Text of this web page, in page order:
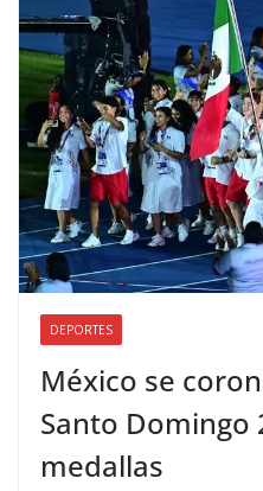
DEPORTES
México se
Santo Domingo
medallas